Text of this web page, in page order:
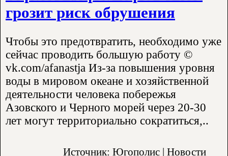
грозит риск обрушения
Чтобы это предотвратить, необходимо уже
сейчас проводить большую работу ©
vk.com/afanastja Из-за повышения уровня
воды в мировом океане и хозяйственной
деятельности человека побережья
Азовского и Черного морей через 20-30
лет могут территориально сократиться,..
Источник: Югополис | Новости